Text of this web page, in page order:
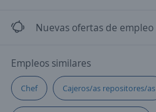
Nuevas ofertas de empleo
Empleos similares
Chef Cajeros/as repositores/as